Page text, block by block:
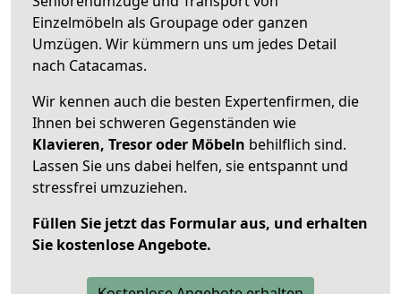
Einzelmöbeln als Groupage oder ganzen
Umzügen. Wir kümmern uns um jedes Detail
nach Catacamas.
Wir kennen auch die besten Expertenfirmen, die
Ihnen bei schweren Gegenständen wie
Klavieren, Tresor oder Möbeln behilflich sind.
Lassen Sie uns dabei helfen, sie entspannt und
stressfrei umzuziehen.
Füllen Sie jetzt das Formular aus, und erhalten
Sie kostenlose Angebote.